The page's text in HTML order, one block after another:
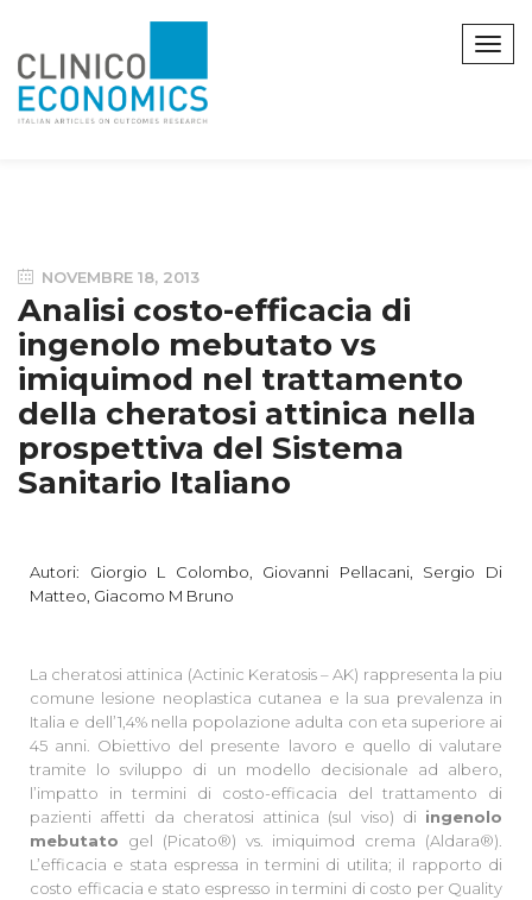
NOVEMBRE 18, 2013
Analisi costo-efficacia di
ingenolo mebutato vs
imiquimod nel trattamento
della cheratosi attinica nella
prospettiva del Sistema
Sanitario Italiano
Autori: Giorgio L Colombo, Giovanni Pellacani, Sergio Di
Matteo, Giacomo M Bruno
La cheratosi attinica (Actinic Keratosis – AK) rappresenta la piu
comune lesione neoplastica cutanea e la sua prevalenza in
Italia e dell’1,4% nella popolazione adulta con eta superiore ai
45 anni. Obiettivo del presente lavoro e quello di valutare
tramite lo sviluppo di un modello decisionale ad albero,
l’impatto in termini di costo-efficacia del trattamento di
pazienti affetti da cheratosi attinica (sul viso) di ingenolo
mebutato gel (Picato®) vs. imiquimod crema (Aldara®).
L’efficacia e stata espressa in termini di utilita; il rapporto di
costo efficacia e stato espresso in termini di costo per Quality